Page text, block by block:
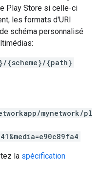
Play Store si celle-ci
les formats d'URI
schéma personnalisé
{scheme}/{path}
mynetwork/pl
la spécification